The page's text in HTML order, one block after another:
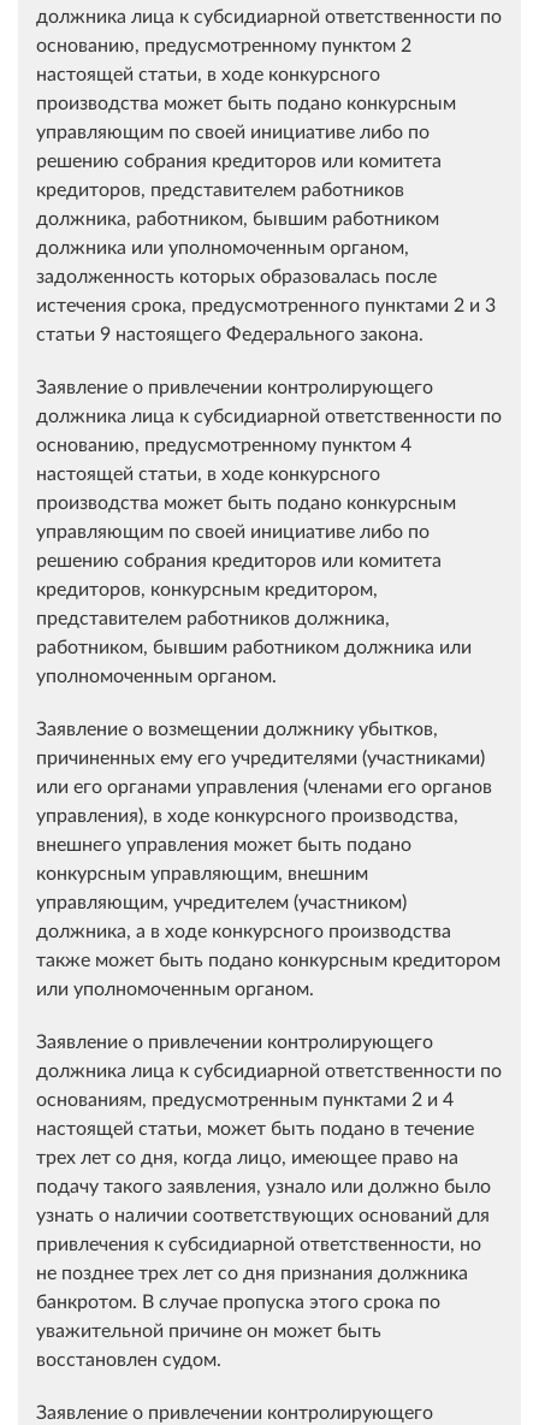
должника лица к субсидиарной ответственности по
основанию, предусмотренному пунктом 2
настоящей статьи, в ходе конкурсного
производства может быть подано конкурсным
управляющим по своей инициативе либо по
решению собрания кредиторов или комитета
кредиторов, представителем работников
должника, работником, бывшим работником
должника или уполномоченным органом,
задолженность которых образовалась после
истечения срока, предусмотренного пунктами 2 и 3
статьи 9 настоящего Федерального закона.
Заявление о привлечении контролирующего
должника лица к субсидиарной ответственности по
основанию, предусмотренному пунктом 4
настоящей статьи, в ходе конкурсного
производства может быть подано конкурсным
управляющим по своей инициативе либо по
решению собрания кредиторов или комитета
кредиторов, конкурсным кредитором,
представителем работников должника,
работником, бывшим работником должника или
уполномоченным органом.
Заявление о возмещении должнику убытков,
причиненных ему его учредителями (участниками)
или его органами управления (членами его органов
управления), в ходе конкурсного производства,
внешнего управления может быть подано
конкурсным управляющим, внешним
управляющим, учредителем (участником)
должника, а в ходе конкурсного производства
также может быть подано конкурсным кредитором
или уполномоченным органом.
Заявление о привлечении контролирующего
должника лица к субсидиарной ответственности по
основаниям, предусмотренным пунктами 2 и 4
настоящей статьи, может быть подано в течение
трех лет со дня, когда лицо, имеющее право на
подачу такого заявления, узнало или должно было
узнать о наличии соответствующих оснований для
привлечения к субсидиарной ответственности, но
не позднее трех лет со дня признания должника
банкротом. В случае пропуска этого срока по
уважительной причине он может быть
восстановлен судом.
Заявление о привлечении контролирующего